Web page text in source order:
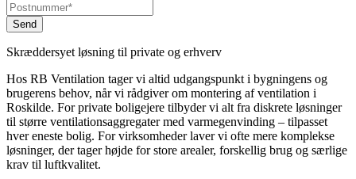
Send
Skræddersyet løsning til private og erhverv
Hos RB Ventilation tager vi altid udgangspunkt i bygningens og
brugerens behov, når vi rådgiver om montering af ventilation i
Roskilde. For private boligejere tilbyder vi alt fra diskrete løsninger
til større ventilationsaggregater med varmegenvinding – tilpasset
hver eneste bolig. For virksomheder laver vi ofte mere komplekse
løsninger, der tager højde for store arealer, forskellig brug og særlige
krav til luftkvalitet.